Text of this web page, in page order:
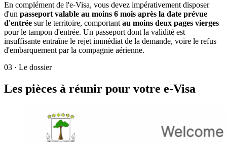
En complément de l'e-Visa, vous devez impérativement disposer
d'un passeport valable au moins 6 mois après la date prévue
d'entrée sur le territoire, comportant au moins deux pages vierges
pour le tampon d'entrée. Un passeport dont la validité est
insuffisante entraîne le rejet immédiat de la demande, voire le refus
d'embarquement par la compagnie aérienne.
03 · Le dossier
Les pièces à réunir pour votre e-Visa